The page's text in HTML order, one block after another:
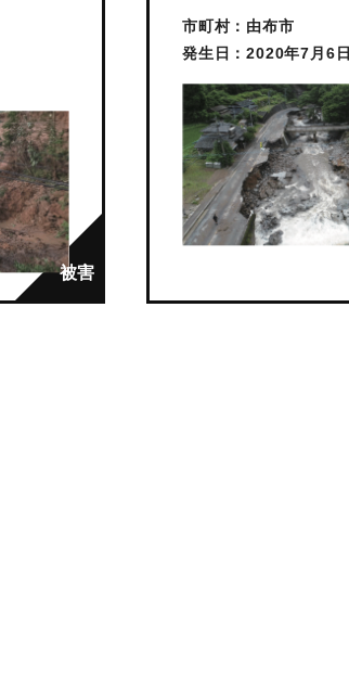
市町村：由布市
発生日：2020年7月6日